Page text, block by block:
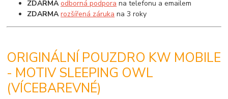
ZDARMA odborná podpora na telefonu a emailem
ZDARMA rozšířená záruka na 3 roky
ORIGINÁLNÍ POUZDRO KW MOBILE
- MOTIV SLEEPING OWL
(VÍCEBAREVNÉ)